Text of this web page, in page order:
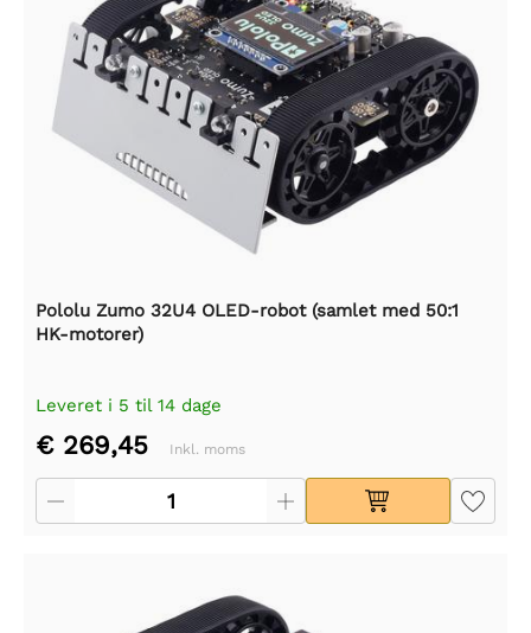
Pololu Zumo 32U4 OLED-robot (samlet med 50:1
HK-motorer)
Leveret i 5 til 14 dage
€ 269,45 Inkl. moms